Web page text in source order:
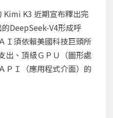
Kimi K3 近期宣布釋出完
DeepSeek-V4形成呼
Ｉ須依賴美國科技巨頭所
出、頂級ＧＰＵ（圖形處
ＰＩ（應用程式介面）的